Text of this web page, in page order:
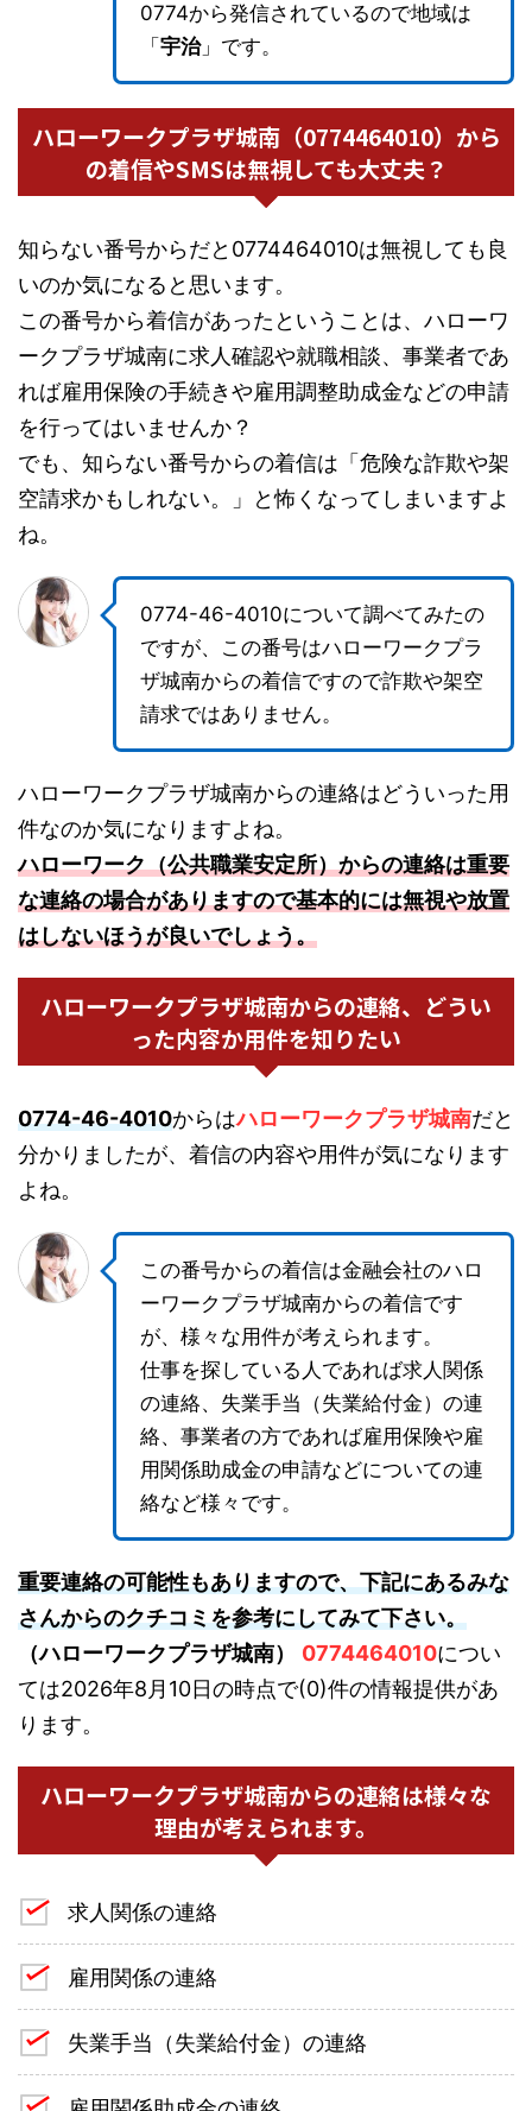
0774から発信されているので地域は
「 宇治」です。
ハローワークプラザ城南（0774464010）から
の着信やSMSは無視しても大丈夫？
知らない番号からだと0774464010は無視しても良
いのか気になると思います。
この番号から着信があったということは、ハローワ
ークプラザ城南に求人確認や就職相談、事業者であ
れば雇用保険の手続きや雇用調整助成金などの申請
を行ってはいませんか？
でも、知らない番号からの着信は「危険な詐欺や架
空請求かもしれない。」と怖くなってしまいますよ
ね。
0774-46-4010について調べてみたの
ですが、この番号はハローワークプラ
ザ城南からの着信ですので詐欺や架空
請求ではありません。
ハローワークプラザ城南からの連絡はどういった用
件なのか気になりますよね。
ハローワーク（公共職業安定所）からの連絡は重要
な連絡の場合がありますので基本的には無視や放置
はしないほうが良いでしょう。
ハローワークプラザ城南からの連絡、どうい
った内容か用件を知りたい
0774-46-4010からはハローワークプラザ城南だと
分かりましたが、着信の内容や用件が気になります
よね。
この番号からの着信は金融会社のハロ
ーワークプラザ城南からの着信です
が、様々な用件が考えられます。
仕事を探している人であれば求人関係
の連絡、失業手当（失業給付金）の連
絡、事業者の方であれば雇用保険や雇
用関係助成金の申請などについての連
絡など様々です。
重要連絡の可能性もありますので、下記にあるみな
さんからのクチコミを参考にしてみて下さい。
（ハローワークプラザ城南）
0774464010につい
ては2026年8月10日の時点で(0)件の情報提供があ
ります。
ハローワークプラザ城南からの連絡は様々な
理由が考えられます。
求人関係の連絡
雇用関係の連絡
失業手当（失業給付金）の連絡